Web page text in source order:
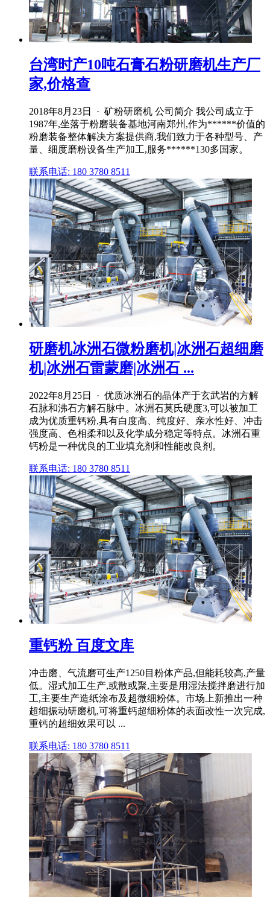
台湾时产10吨石膏石粉研磨机生产厂
家,价格查
2018年8月23日 · 矿粉研磨机 公司简介 我公司成立于
1987年,坐落于粉磨装备基地河南郑州,作为******价值的
粉磨装备整体解决方案提供商,我们致力于各种型号、产
量、细度磨粉设备生产加工,服务******130多国家。
联系电话: 180 3780 8511
研磨机冰洲石微粉磨机|冰洲石超细磨
机|冰洲石雷蒙磨|冰洲石 ...
2022年8月25日 · 优质冰洲石的晶体产于玄武岩的方解
石脉和沸石方解石脉中。冰洲石莫氏硬度3,可以被加工
成为优质重钙粉,具有白度高、纯度好、亲水性好、冲击
强度高、色相柔和以及化学成分稳定等特点。冰洲石重
钙粉是一种优良的工业填充剂和性能改良剂。
联系电话: 180 3780 8511
重钙粉 百度文库
冲击磨、气流磨可生产1250目粉体产品,但能耗较高,产量
低。湿式加工生产,或散或聚,主要是用湿法搅拌磨进行加
工,主要生产造纸涂布及超微细粉体。市场上新推出一种
超细振动研磨机,可将重钙超细粉体的表面改性一次完成,
重钙的超细效果可以 ...
联系电话: 180 3780 8511